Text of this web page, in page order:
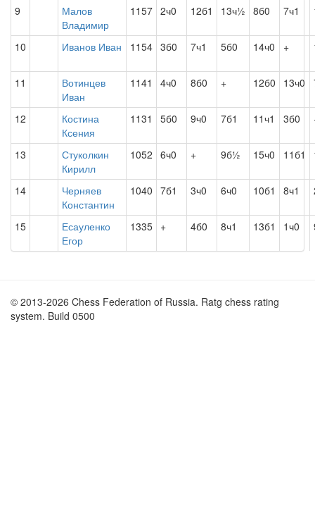
9
Малов
Владимир
1157 2ч0 12б1 13ч½ 8б0 7ч1
10 Иванов Иван 1154 3б0 7ч1 5б0 14ч0 +
11
Вотинцев
Иван
1141 4ч0 8б0 + 12б0 13ч0
12
Костина
Ксения
1131 5б0 9ч0 7б1 11ч1 3б0
13
Стуколкин
Кирилл
1052 6ч0 + 9б½ 15ч0 11б1
14
Черняев
Константин
1040 7б1 3ч0 6ч0 10б1 8ч1
15
Есауленко
Егор
1335 + 4б0 8ч1 13б1 1ч0
© 2013-2026 Chess Federation of Russia. Ratg chess rating
system. Build 0500